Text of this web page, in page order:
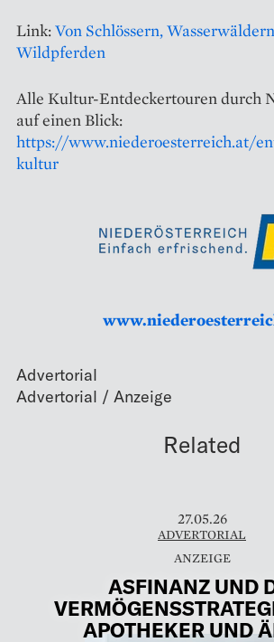
Link:Von Schlössern,
Wildpferden
Alle Kultur-Entdeckertouren durch
auf einen Blick:
https://www.niederoesterreich.at/
kultur
Advertorial
Related
27.05.26
ADVERTORIAL
ASFINANZ UND
APOTHEKER UND